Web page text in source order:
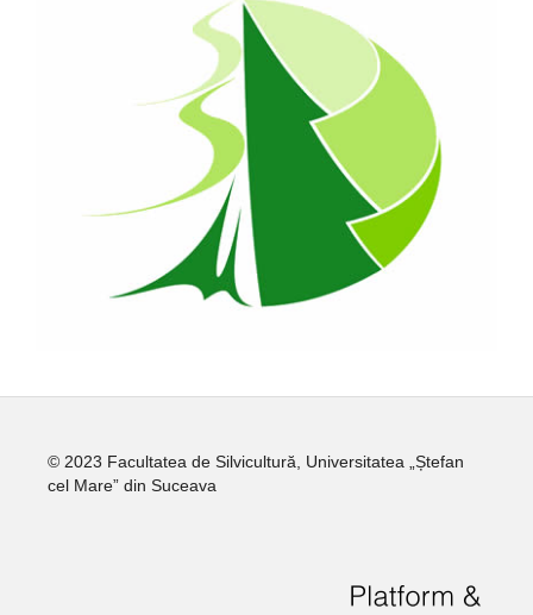
© 2023 Facultatea de Silvicultură, Universitatea „Ștefan
cel Mare” din Suceava